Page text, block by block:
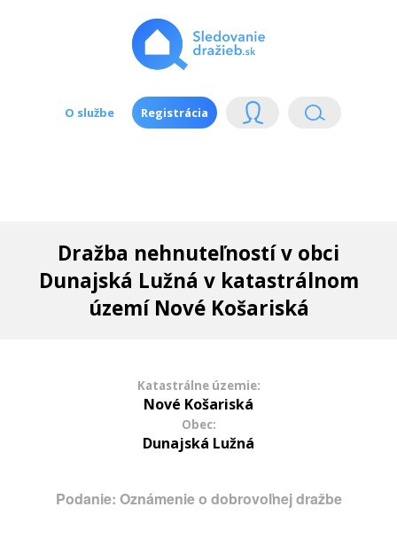
O službe Registrácia
Dražba nehnuteľností v obci
Dunajská Lužná v katastrálnom
území Nové Košariská
Katastrálne územie:
Nové Košariská
Obec:
Dunajská Lužná
Podanie: Oznámenie o dobrovoľnej dražbe